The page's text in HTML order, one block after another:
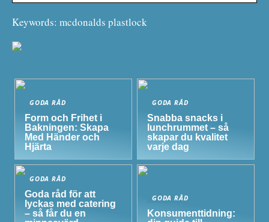
Keywords: mcdonalds plastlock
GODA RÅD
Form och Frihet i
Bakningen: Skapa
Med Händer och
Hjärta
GODA RÅD
Snabba snacks i
lunchrummet – så
skapar du kvalitet
varje dag
GODA RÅD
Goda råd för att
lyckas med catering
– så får du en
GODA RÅD
Konsumenttidning: